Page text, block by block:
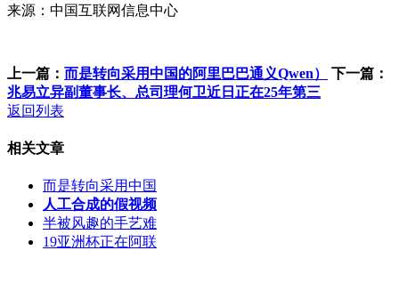
来源：中国互联网信息中心
上一篇： 而是转向采用中国的阿里巴巴通义Qwen）
下一篇：
兆易立异副董事长、总司理何卫近日正在25年第三
返回列表
相关文章
而是转向采用中国
人工合成的假视频
半被风趣的手艺难
19亚洲杯正在阿联